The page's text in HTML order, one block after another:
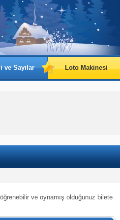
ve Sayılar Loto Makinesi
ve oynamış olduğunuz bilete